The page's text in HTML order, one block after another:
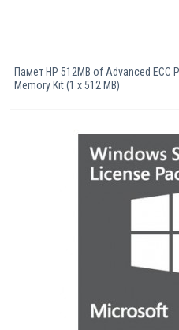
Памет HP 512MB of Advanced ECC
Memory Kit (1 x 512 MB)